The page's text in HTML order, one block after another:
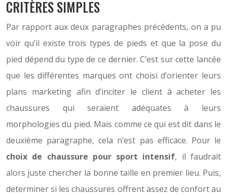
CRITÈRES SIMPLES
Par rapport aux deux paragraphes précédents, on a pu
voir qu’il existe trois types de pieds et que la pose du
pied dépend du type de ce dernier. C’est sur cette lancée
que les différentes marques ont choisi d’orienter leurs
plans marketing afin d’inciter le client à acheter les
chaussures qui seraient adéquates à leurs
morphologies du pied. Mais comme ce qui est dit dans le
deuxième paragraphe, cela n’est pas efficace. Pour le
choix de chaussure pour sport intensif, il faudrait
alors juste chercher la bonne taille en premier lieu. Puis,
determiner si les chaussures offrent assez de confort au